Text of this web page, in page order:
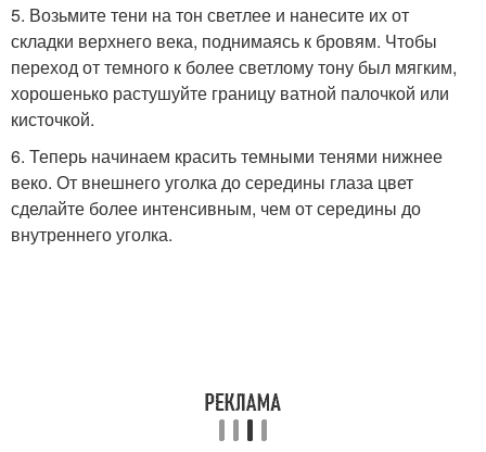
5. Возьмите тени на тон светлее и нанесите их от
складки верхнего века, поднимаясь к бровям. Чтобы
переход от темного к более светлому тону был мягким,
хорошенько растушуйте границу ватной палочкой или
кисточкой.
6. Теперь начинаем красить темными тенями нижнее
веко. От внешнего уголка до середины глаза цвет
сделайте более интенсивным, чем от середины до
внутреннего уголка.